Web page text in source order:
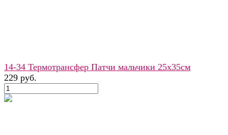
14-34 Термотрансфер Патчи мальчики 25х35см
229 руб.